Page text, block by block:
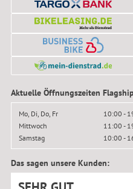
Aktuelle Öffnungszeiten
Mo, Di, Do, Fr
10:00 -
Mittwoch
11:00 -
Samstag
10:00 -
Das sagen unsere Kunden: